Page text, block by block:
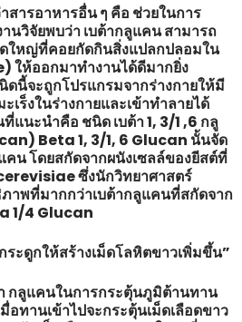
สารอาหารอื่น ๆ คือ ช่วยในการ
านวิจัยพบว่า เบต้ากลูแคน สามารถ
ใหญ่ที่คอยกัดกินสิ่งแปลกปลอมใน
ให้ออกมาทำงานได้ดีมากยิ่ง
ดนี้จะถูกโปรแกรมจากร่างกายให้มี
เร็งในร่างกายและเข้าทำลายได้
แนะนำคือ ชนิด เบต้า 1, 3/1 ,6 กลู
Beta 1, 3/1, 6 Glucan นั้นจัด
คน โดยสกัดจากผนังเซลล์ของยีสต์ที่
ซึ่งนักวิทยาศาสตร์
าพที่มากกว่าเบต้ากลูแคนที่สกัดจาก
1/4 Glucan
ะดูกให้สร้างเม็ดโลหิตขาวเพิ่มขึ้น”
กลูแคนในการกระตุ้นภูมิต้านทาน
อทานเข้าไปจะกระตุ้นเม็ดเลือดขาว